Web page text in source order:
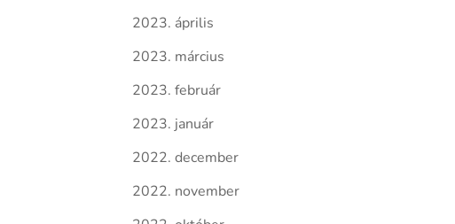
2023. április
2023. március
2023. február
2023. január
2022. december
2022. november